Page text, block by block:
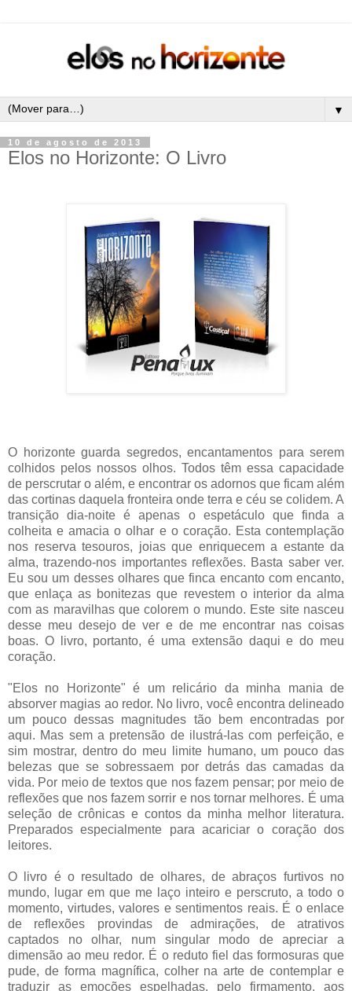
▼
10 de agosto de 2013
Elos no Horizonte: O Livro
O horizonte guarda segredos, encantamentos para serem
colhidos pelos nossos olhos. Todos têm essa capacidade
de perscrutar o além, e encontrar os adornos que ficam além
das cortinas daquela fronteira onde terra e céu se colidem. A
transição dia-noite é apenas o espetáculo que finda a
colheita e amacia o olhar e o coração. Esta contemplação
nos reserva tesouros, joias que enriquecem a estante da
alma, trazendo-nos importantes reflexões. Basta saber ver.
Eu sou um desses olhares que finca encanto com encanto,
que enlaça as bonitezas que revestem o interior da alma
com as maravilhas que colorem o mundo. Este site nasceu
desse meu desejo de ver e de me encontrar nas coisas
boas. O livro, portanto, é uma extensão daqui e do meu
coração.
"Elos no Horizonte" é um relicário da minha mania de
absorver magias ao redor. No livro, você encontra delineado
um pouco dessas magnitudes tão bem encontradas por
aqui. Mas sem a pretensão de ilustrá-las com perfeição, e
sim mostrar, dentro do meu limite humano, um pouco das
belezas que se sobressaem por detrás das camadas da
vida. Por meio de textos que nos fazem pensar; por meio de
reflexões que nos fazem sorrir e nos tornar melhores. É uma
seleção de crônicas e contos da minha melhor literatura.
Preparados especialmente para acariciar o coração dos
leitores.
O livro é o resultado de olhares, de abraços furtivos no
mundo, lugar em que me laço inteiro e perscruto, a todo o
momento, virtudes, valores e sentimentos reais. É o enlace
de reflexões provindas de admirações, de atrativos
captados no olhar, num singular modo de apreciar a
dimensão ao meu redor. É o reduto fiel das formosuras que
pude, de forma magnífica, colher na arte de contemplar e
traduzir as emoções espelhadas, pelo firmamento, aos